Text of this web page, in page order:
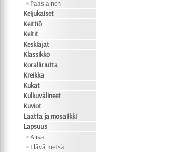
Pääsiäinen
Keijukaiset
Keittiö
Keltit
Keskiajat
Klassikko
Koralliriutta
Kreikka
Kukat
Kulkuvälineet
Kuviot
Laatta ja mosaiikki
Lapsuus
Alisa
Elävä metsä